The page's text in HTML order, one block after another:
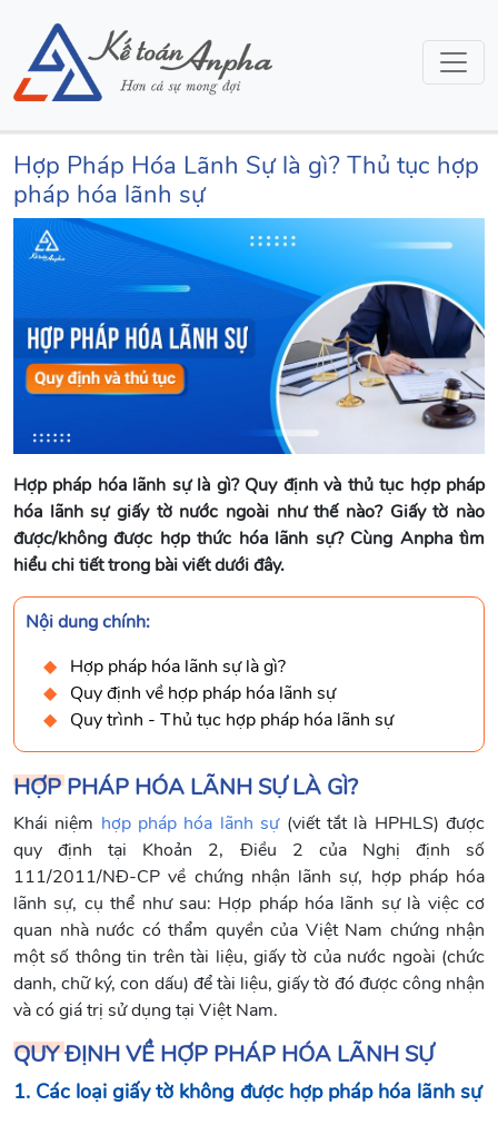
Hợp Pháp Hóa Lãnh Sự là gì? Thủ tục hợp
pháp hóa lãnh sự
Hợp pháp hóa lãnh sự là gì? Quy định và thủ tục hợp pháp
hóa lãnh sự giấy tờ nước ngoài như thế nào? Giấy tờ nào
được/không được hợp thức hóa lãnh sự? Cùng Anpha tìm
hiểu chi tiết trong bài viết dưới đây.
Nội dung chính:
Hợp pháp hóa lãnh sự là gì?
Quy định về hợp pháp hóa lãnh sự
Quy trình - Thủ tục hợp pháp hóa lãnh sự
HỢP PHÁP HÓA LÃNH SỰ LÀ GÌ?
Khái niệm hợp pháp hóa lãnh sự(viết tắt là HPHLS) được
quy định tại Khoản 2, Điều 2 của Nghị định số
111/2011/NĐ-CP về chứng nhận lãnh sự, hợp pháp hóa
lãnh sự, cụ thể như sau: Hợp pháp hóa lãnh sự là việc cơ
quan nhà nước có thẩm quyền của Việt Nam chứng nhận
một số thông tin trên tài liệu, giấy tờ của nước ngoài (chức
danh, chữ ký, con dấu) để tài liệu, giấy tờ đó được công nhận
và có giá trị sử dụng tại Việt Nam.
QUY ĐỊNH VỀ HỢP PHÁP HÓA LÃNH SỰ
1. Các loại giấy tờ không được hợp pháp hóa lãnh sự